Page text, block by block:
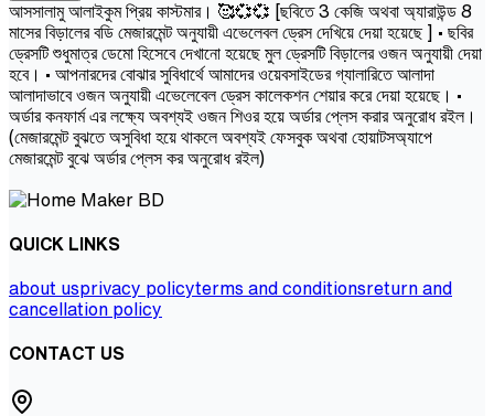
আসসালামু আলাইকুম প্রিয় কাস্টমার। 🥰💞💞 [ছবিতে 3 কেজি অথবা অ্যারাউন্ড 8
মাসের বিড়ালের বডি মেজারমেন্ট অনুযায়ী এভেলেবল ড্রেস দেখিয়ে দেয়া হয়েছে ] • ছবির
ড্রেসটি শুধুমাত্র ডেমো হিসেবে দেখানো হয়েছে মুল ড্রেসটি বিড়ালের ওজন অনুযায়ী দেয়া
হবে। • আপনারদের বোঝার সুবিধার্থে আমাদের ওয়েবসাইডের গ্যালারিতে আলাদা
আলাদাভাবে ওজন অনুযায়ী এভেলেবেল ড্রেস কালেকশন শেয়ার করে দেয়া হয়েছে। •
অর্ডার কনফার্ম এর লক্ষ্যে অবশ্যই ওজন শিওর হয়ে অর্ডার প্লেস করার অনুরোধ রইল।
(মেজারমেন্ট বুঝতে অসুবিধা হয়ে থাকলে অবশ্যই ফেসবুক অথবা হোয়াটসঅ্যাপে
মেজারমেন্ট বুঝে অর্ডার প্লেস কর অনুরোধ রইল)
QUICK LINKS
about usprivacy policyterms and conditionsreturn and
cancellation policy
CONTACT US